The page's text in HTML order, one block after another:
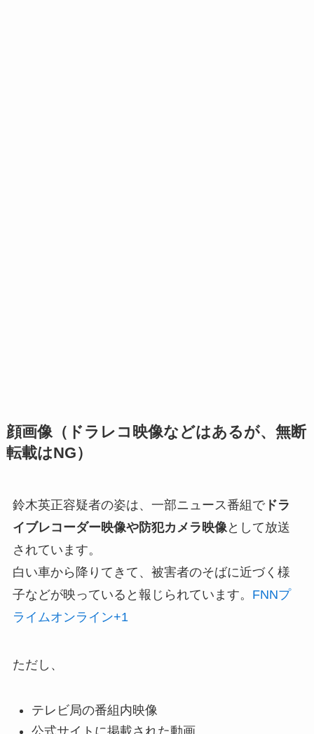
顔画像（ドラレコ映像などはあるが、無断
転載はNG）
鈴木英正容疑者の姿は、一部ニュース番組でドラ
イブレコーダー映像や防犯カメラ映像として放送
されています。
白い車から降りてきて、被害者のそばに近づく様
子などが映っていると報じられています。 FNNプ
ライムオンライン+1
ただし、
テレビ局の番組内映像